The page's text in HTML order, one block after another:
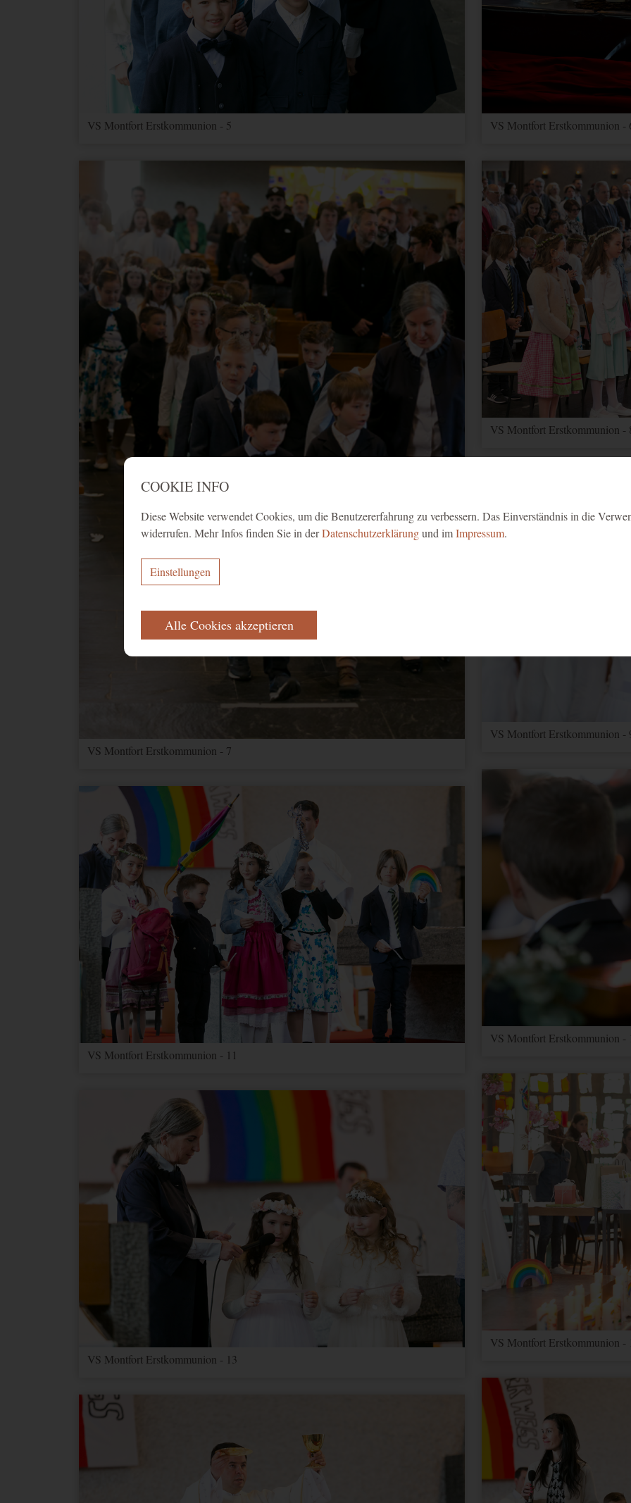
VS Montfort Erstkommunion - 5 VS Montfort Erstkommunion -
VS Montfort Erstkommunion - 7
VS Montfort Erstkommunion -
VS Montfort Erstkommunion -
VS Montfort Erstkommunion -
VS Montfort Erstkommunion - 11
VS Montfort Erstkommunion -
VS Montfort Erstkommunion - 13
COOKIE INFO
Diese Website verwendet Cookies, um die Benutzererfahrung zu verbessern. Das Einverständnis in die
widerrufen. Mehr Infos finden Sie in derDatenschutzerklärungund imImpressum.
Einstellungen
Diese Cookies werden für eine reibungslose Funktion unserer Website benötigt.
Name Zweck
Speichert Ihre Einwilligung zur Verwendung von Cookies.
Name
Speichert Informationen über Nutzereinstellungen und -informationen für Google Maps
1P_JAR_Cookie
Google-Cookie für Optimierung
YouTube
MARKETING (OPTIONAL)
Name Zweck
Wird verwendet, um Benutzer zu unterscheiden.
_gat
Wird zum Drosseln der Anfragerate verwendet.
_gid
Wird verwendet, um Benutzer zu unterscheiden.
_ga_--
container-
id--
Speichert den aktuellen Sessionstatus.
_gac_--
Enthält Informationen zu Kampagnen für den Benutzer. Wenn Sie Ihr Google Analytics- und Ihr
Alle Cookies akzeptieren